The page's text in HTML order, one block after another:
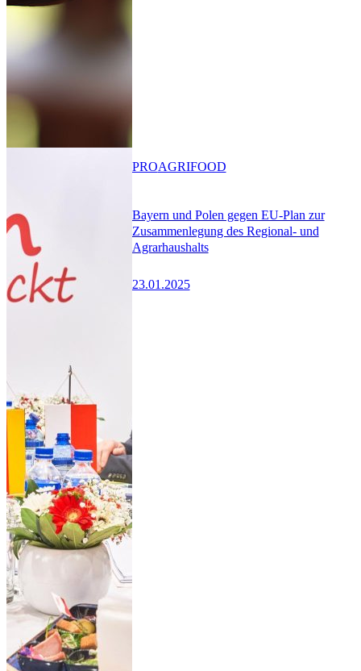
Bayern und Polen gegen EU-Plan zur
Zusammenlegung des Regional- und
Agrarhaushalts
23.01.2025
PROAGRIFOOD